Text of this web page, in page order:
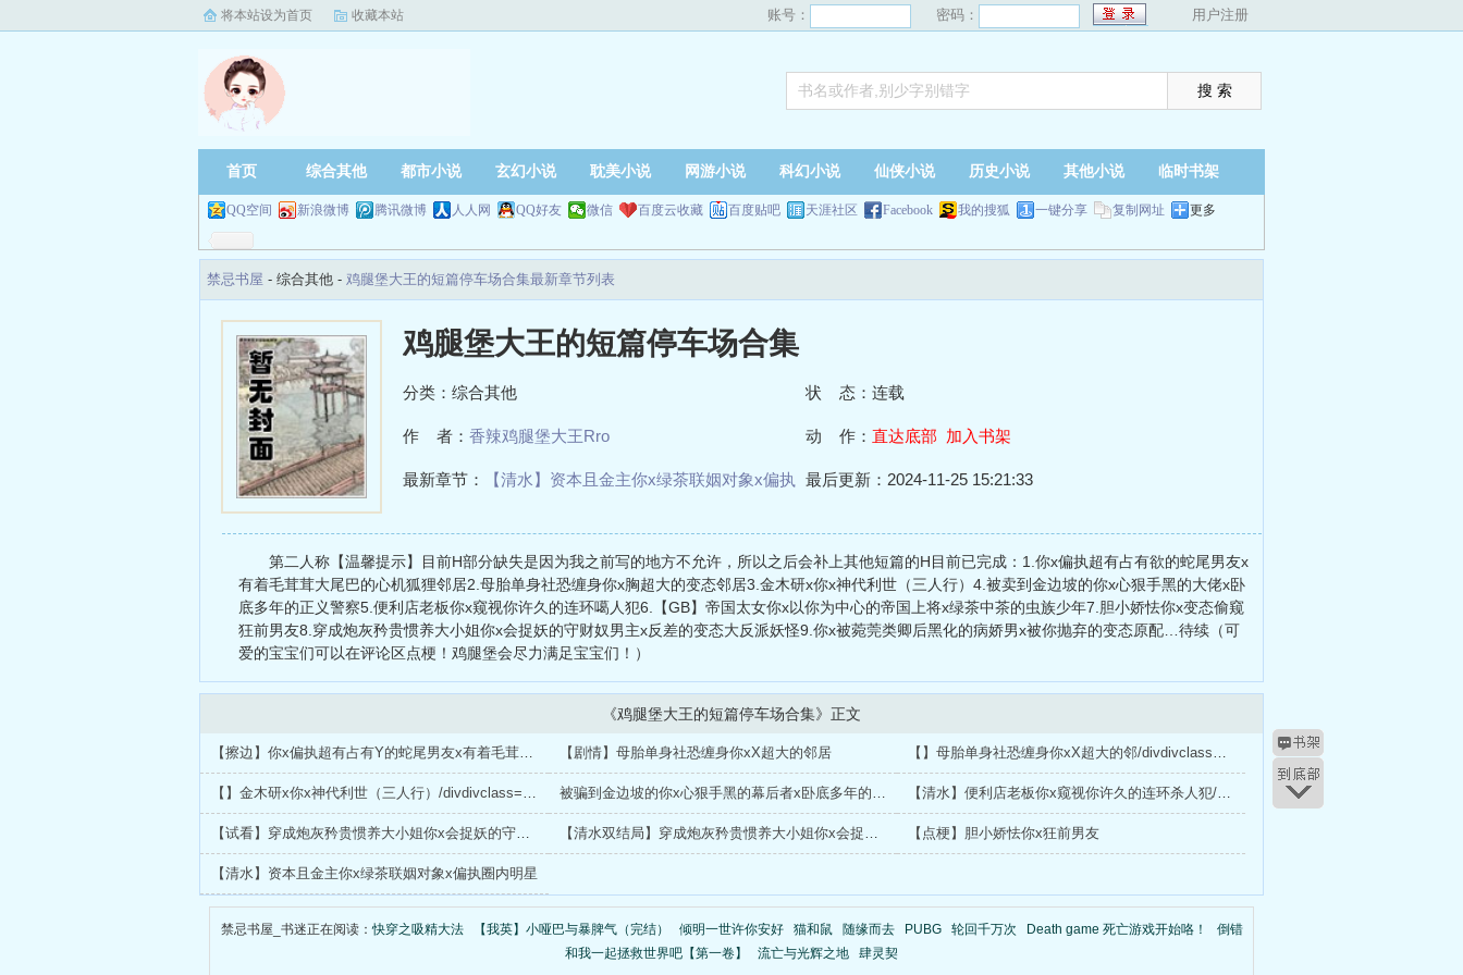
将本站设为首页 收藏本站 账号： 密码： 用户注册
首页 综合其他 都市小说 玄幻小说 耽美小说 网游小说 科幻小说 仙侠小说 历史小说 其他小说 临时书架
QQ空间 新浪微博 腾讯微博 人人网 QQ好友 微信 百度云收藏 百度贴吧 天涯社区 Facebook 我的搜狐 一键分享 复制网址 更多
禁忌书屋 - 综合其他 - 鸡腿堡大王的短篇停车场合集最新章节列表
鸡腿堡大王的短篇停车场合集
分类：综合其他 状 态：连载
作 者： 香辣鸡腿堡大王Rro 动 作： 直达底部 加入书架
最新章节：
【清水】资本且金主你x绿茶联姻对象x偏执
最后更新：2024-11-25 15:21:33
第二人称【温馨提示】目前H部分缺失是因为我之前写的地方不允许，所以之后会补上其他短篇的H目前已完成：1.你x偏执超有占有欲的蛇尾男友x
有着毛茸茸大尾巴的心机狐狸邻居2.母胎单身社恐缠身你x胸超大的变态邻居3.金木研x你x神代利世（三人行）4.被卖到金边坡的你x心狠手黑的大佬x卧
底多年的正义警察5.便利店老板你x窥视你许久的连环噶人犯6.【GB】帝国太女你x以你为中心的帝国上将x绿茶中茶的虫族少年7.胆小娇怯你x变态偷窥
狂前男友8.穿成炮灰矜贵惯养大小姐你x会捉妖的守财奴男主x反差的变态大反派妖怪9.你x被菀莞类卿后黑化的病娇男x被你抛弃的变态原配…待续（可
爱的宝宝们可以在评论区点梗！鸡腿堡会尽力满足宝宝们！）
《鸡腿堡大王的短篇停车场合集》正文
【擦边】你x偏执超有占有Y的蛇尾男友x有着毛茸茸大尾巴的心机狐狸邻居/divdivclass=l_fot6840字 【剧情】母胎单身社恐缠身你xX超大的邻居 【】母胎单身社恐缠身你xX超大的邻/divdivclass=l_fot5148字
【】金木研x你x神代利世（三人行）/divdivclass=l_fot3378字 被骗到金边坡的你x心狠手黑的幕后者x卧底多年的正义警察【上】 【清水】便利店老板你x窥视你许久的连环杀人犯/divdivclass=l_fot6156字
【试看】穿成炮灰矜贵惯养大小姐你x会捉妖的守财奴男主x反差的大反派妖怪 【清水双结局】穿成炮灰矜贵惯养大小姐你x会捉妖的守财奴男主x反差的大反派妖怪/divdivclass=l_fot6393字 【点梗】胆小娇怯你x狂前男友
【清水】资本且金主你x绿茶联姻对象x偏执圈内明星
禁忌书屋_书迷正在阅读：快穿之吸精大法 【我英】小哑巴与暴脾气（完结） 倾明一世许你安好 猫和鼠 随缘而去 PUBG 轮回千万次 Death game 死亡游戏开始咯！
倒错
和我一起拯救世界吧【第一卷】
流亡与光辉之地 肆灵契